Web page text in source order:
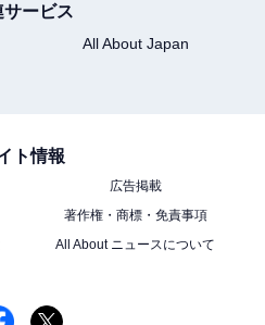
っている。プロ野球やサッカ
サービス
All About Japan
ト情報
広告掲載
著作権・商標・免責事項
All About ニュースについて